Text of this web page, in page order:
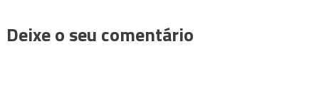
Deixe o seu comentário